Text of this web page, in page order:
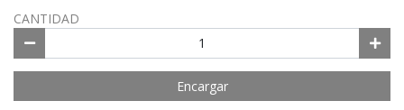
CANTIDAD
Encargar